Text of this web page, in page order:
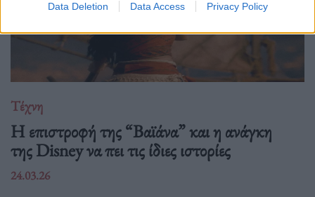
Data Deletion Data Access Privacy Policy
Τέχνη
Η επιστροφή της “Βαϊάνα” και η ανάγκη
της Disney να πει τις ίδιες ιστορίες
24.03.26